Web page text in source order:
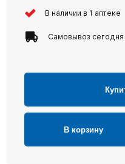
В наличии в 1 аптеке
Самовывоз сегодня
В корзину